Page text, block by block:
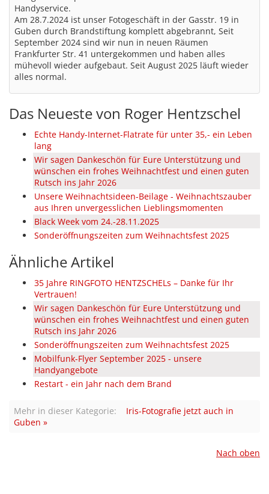
Handyservice.
Am 28.7.2024 ist unser Fotogeschäft in der Gasstr. 19 in
Guben durch Brandstiftung komplett abgebrannt, Seit
September 2024 sind wir nun in neuen Räumen
Frankfurter Str. 41 untergekommen und haben alles
mühevoll wieder aufgebaut. Seit August 2025 läuft wieder
alles normal.
Das Neueste von Roger Hentzschel
Echte Handy-Internet-Flatrate für unter 35,- ein Leben
lang
Wir sagen Dankeschön für Eure Unterstützung und
wünschen ein frohes Weihnachtfest und einen guten
Rutsch ins Jahr 2026
Unsere Weihnachtsideen-Beilage - Weihnachtszauber
aus Ihren unvergesslichen Lieblingsmomenten
Black Week vom 24.-28.11.2025
Sonderöffnungszeiten zum Weihnachtsfest 2025
Ähnliche Artikel
35 Jahre RINGFOTO HENTZSCHELs – Danke für Ihr
Vertrauen!
Wir sagen Dankeschön für Eure Unterstützung und
wünschen ein frohes Weihnachtfest und einen guten
Rutsch ins Jahr 2026
Sonderöffnungszeiten zum Weihnachtsfest 2025
Mobilfunk-Flyer September 2025 - unsere
Handyangebote
Restart - ein Jahr nach dem Brand
Mehr in dieser Kategorie:
Iris-Fotografie jetzt auch in
Guben »
Nach oben